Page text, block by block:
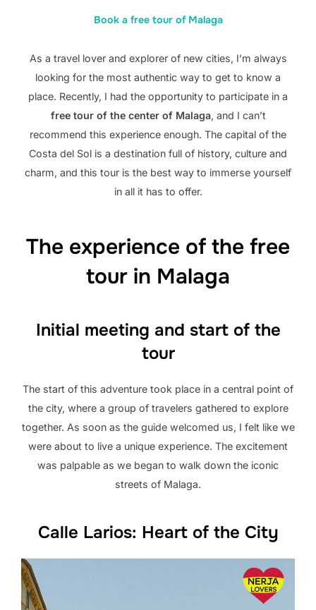
Book a free tour of Malaga
As a travel lover and explorer of new cities, I’m always
looking for the most authentic way to get to know a
place. Recently, I had the opportunity to participate in a
free tour of the center of Malaga, and I can’t
recommend this experience enough. The capital of the
Costa del Sol is a destination full of history, culture and
charm, and this tour is the best way to immerse yourself
in all it has to offer.
The experience of the free
tour in Malaga
Initial meeting and start of the
tour
The start of this adventure took place in a central point of
the city, where a group of travelers gathered to explore
together. As soon as the guide welcomed us, I felt like we
were about to live a unique experience. The excitement
was palpable as we began to walk down the iconic
streets of Malaga.
Calle Larios: Heart of the City